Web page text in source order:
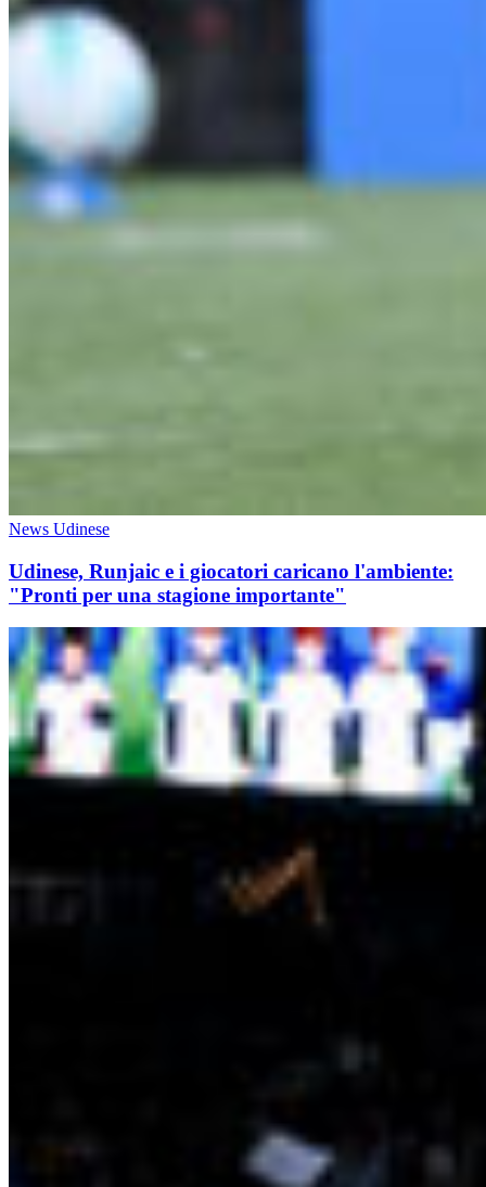
News Udinese
Udinese, Runjaic e i giocatori caricano l'ambiente:
"Pronti per una stagione importante"